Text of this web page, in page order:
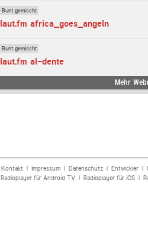
Bunt gemischt
laut.fm africa_goes_angeln
Bunt gemischt
laut.fm al-dente
Mehr
Kontakt| Impressum| Datenschutz| Entwickler|
Radioplayer für Android TV| Radioplayer für iOS|